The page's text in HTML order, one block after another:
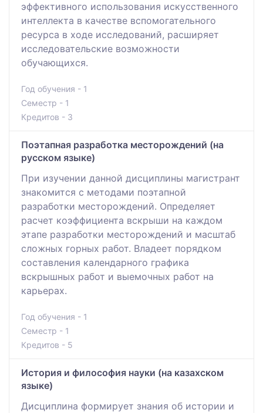
эффективного использования искусственного
интеллекта в качестве вспомогательного
ресурса в ходе исследований, расширяет
исследовательские возможности
обучающихся.
Год обучения - 1
Семестр - 1
Кредитов - 3
Поэтапная разработка месторождений (на
русском языке)
При изучении данной дисциплины магистрант
знакомится с методами поэтапной
разработки месторождений. Определяет
расчет коэффициента вскрыши на каждом
этапе разработки месторождений и масштаб
сложных горных работ. Владеет порядком
составления календарного графика
вскрышных работ и выемочных работ на
карьерах.
Год обучения - 1
Семестр - 1
Кредитов - 5
История и философия науки (на казахском
языке)
Дисциплина формирует знания об истории и